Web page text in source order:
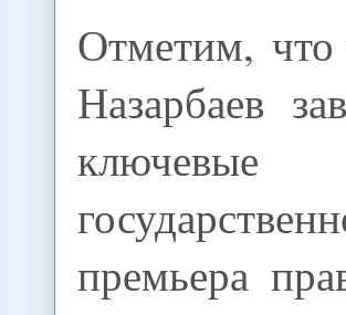
Отметим,
Назарбаев
премьера